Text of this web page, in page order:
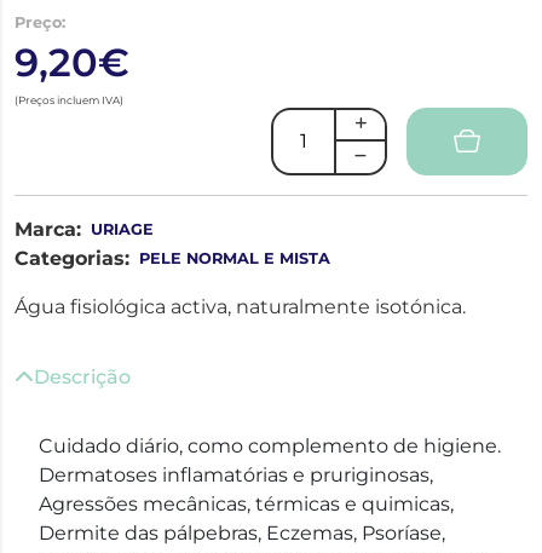
Preço:
9,20€
(Preços incluem IVA)
Marca: URIAGE
Categorias: PELE NORMAL E MISTA
Água fisiológica activa, naturalmente isotónica.
Descrição
Cuidado diário, como complemento de higiene.
Dermatoses inflamatórias e pruriginosas,
Agressões mecânicas, térmicas e quimicas,
Dermite das pálpebras, Eczemas, Psoríase,